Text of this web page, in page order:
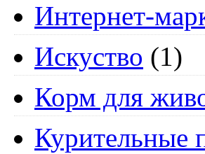
Интернет-
Искуство (1)
Корм для
Курительные